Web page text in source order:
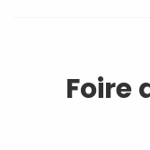
Foire